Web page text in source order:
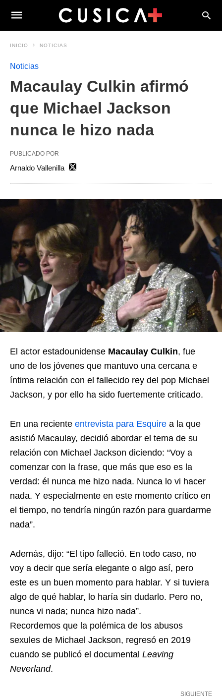
INICIO NOTICIAS
Noticias
Macaulay Culkin afirmó
que Michael Jackson
nunca le hizo nada
PUBLICADO POR
Arnaldo Vallenilla
El actor estadounidense Macaulay Culkin, fue
uno de los jóvenes que mantuvo una cercana e
íntima relación con el fallecido rey del pop Michael
Jackson, y por ello ha sido fuertemente criticado.
En una reciente entrevista para Esquire a la que
asistió Macaulay, decidió abordar el tema de su
relación con Michael Jackson diciendo: “Voy a
comenzar con la frase, que más que eso es la
verdad: él nunca me hizo nada. Nunca lo vi hacer
nada. Y especialmente en este momento crítico en
el tiempo, no tendría ningún razón para guardarme
nada”.
Además, dijo: “El tipo falleció. En todo caso, no
voy a decir que sería elegante o algo así, pero
este es un buen momento para hablar. Y si tuviera
algo de qué hablar, lo haría sin dudarlo. Pero no,
nunca vi nada; nunca hizo nada”.
Recordemos que la polémica de los abusos
sexules de Michael Jackson, regresó en 2019
cuando se publicó el documental Leaving
Neverland.
SIGUIENTE